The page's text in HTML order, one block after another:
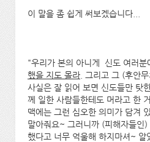
이 말을 좀 쉽게 써보겠습니다...
"우리가 본의 아니게 신도 여러분
했을 지도 몰라.
그리고 그 (후안
사실은 잘 읽어 보면 신도들만 탓
께 일한 사람들한테도 머라고 한
맥에는 그런 심오한 의미가 담겨
말아줘요~ 그러니까 (피해자들인
했다고 너무 억울해 하지마셔~